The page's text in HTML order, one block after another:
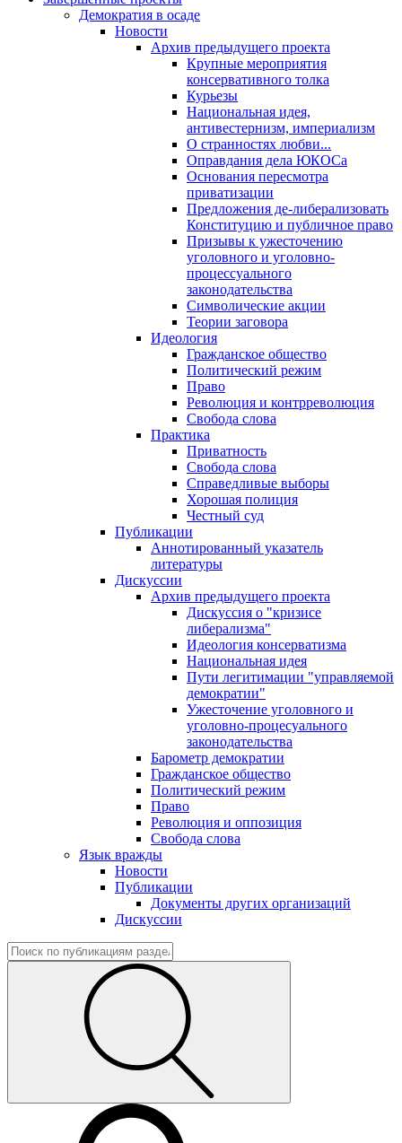
Демократия в осаде
Новости
Архив предыдущего проекта
Крупные мероприятия
консервативного толка
Курьезы
Национальная идея,
антивестернизм, империализм
О странностях любви...
Оправдания дела ЮКОСа
Основания пересмотра
приватизации
Предложения де-либерализовать
Конституцию и публичное право
Призывы к ужесточению
уголовного и уголовно-
процессуального
законодательства
Символические акции
Теории заговора
Идеология
Гражданское общество
Политический режим
Право
Революция и контрреволюция
Свобода слова
Практика
Приватность
Свобода слова
Справедливые выборы
Хорошая полиция
Честный суд
Публикации
Аннотированный указатель
литературы
Дискуссии
Архив предыдущего проекта
Дискуссия о "кризисе
либерализма"
Идеология консерватизма
Национальная идея
Пути легитимации "управляемой
демократии"
Ужесточение уголовного и
уголовно-процесуального
законодательства
Барометр демократии
Гражданское общество
Политический режим
Право
Революция и оппозиция
Свобода слова
Язык вражды
Новости
Публикации
Документы других организаций
Дискуссии